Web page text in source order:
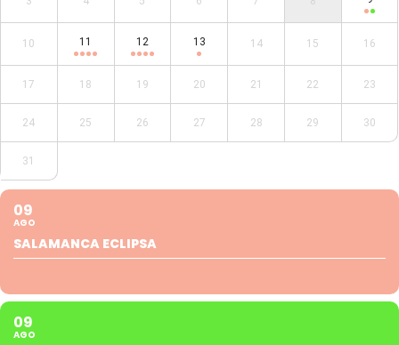
10 11 12 13 14 15 16
17 18 19 20 21 22 23
24 25 26 27 28 29 30
31
09
AGO
SALAMANCA ECLIPSA
09
AGO